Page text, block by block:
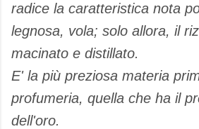
radice la caratteristica nota
legnosa, vola; solo allora, il
macinato e distillato.
E' la più preziosa materia
profumeria, quella che ha il
dell'oro.